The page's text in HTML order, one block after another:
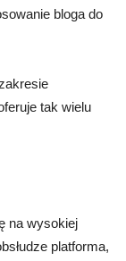
bloga do
tak wielu
na wysokiej
platforma,